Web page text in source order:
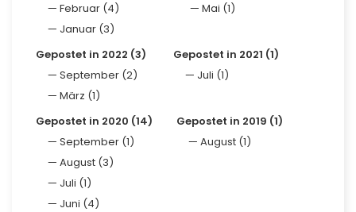
Februar (4)
Januar (3)
Mai (1)
Gepostet in 2022 (3)
September (2)
März (1)
Gepostet in 2021 (1)
Juli (1)
Gepostet in 2020 (14)
September (1)
August (3)
Juli (1)
Juni (4)
Gepostet in 2019 (1)
August (1)